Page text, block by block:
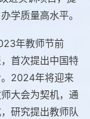
学质量高水平。
年教师节前
首次提出中国特
2024年将迎来
大会为契机，通
研究提出教师队